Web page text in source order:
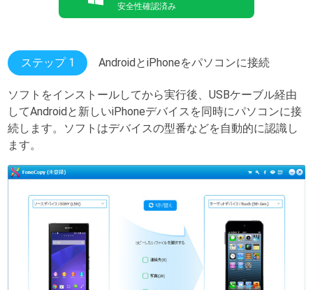
安全性確認済み
ステップ 1 AndroidとiPhoneをパソコンに接続
ソフトをインストールしてから実行後、USBケーブル経由
してAndroidと新しいiPhoneデバイスを同時にパソコンに接
続します。ソフトはデバイスの型番などを自動的に認識し
ます。